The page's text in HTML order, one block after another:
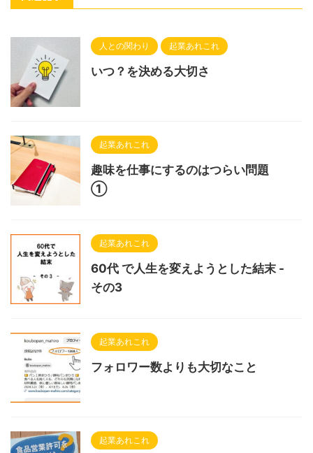
人との関わり 起業あれこれ
いつ？を決める大切さ
起業あれこれ
趣味を仕事にするのはつらい問題
①
起業あれこれ
60代 で人生を変えようとした結末 -
その3
起業あれこれ
フォロワー数よりも大切なこと
起業あれこれ